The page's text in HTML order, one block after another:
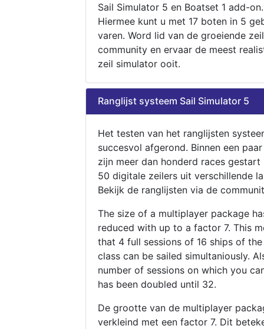
Sail Simulator 5 en Boatset 1 add-on.
Hiermee kunt u met 17 boten in 5
varen. Word lid van de groeiende zeil
community en ervaar de meest
zeil simulator ooit.
Ranglijst systeem Sail Simulator 5
Het testen van het ranglijsten
succesvol afgerond. Binnen een
zijn meer dan honderd races gestart
50 digitale zeilers uit verschillende
Bekijk de ranglijsten via de
The size of a multiplayer package
reduced with up to a factor 7. This
that 4 full sessions of 16 ships of
class can be sailed simultaniously.
number of sessions on which you
has been doubled until 32.
De grootte van de multiplayer
verkleind met een factor 7. Dit